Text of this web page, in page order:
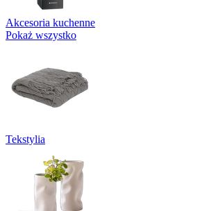
Akcesoria kuchenne
Pokaż wszystko
Tekstylia